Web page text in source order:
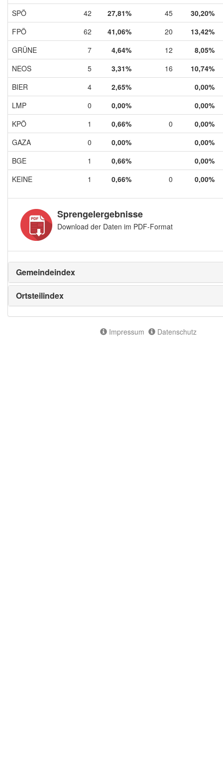
SPÖ
42 27,81% 45
30,20%
FPÖ
62 41,06% 20
13,42%
GRÜNE
7 4,64% 12
8,05%
NEOS
5 3,31% 16
10,74%
BIER
4 2,65%
0,00%
LMP
0 0,00%
0,00%
KPÖ
1 0,66% 0
0,00%
GAZA
0 0,00%
0,00%
BGE
1 0,66%
0,00%
KEINE
1 0,66% 0 0,00%
Sprengelergebnisse
Download der Daten im PDF-Format
Gemeindeindex
Ortsteilindex
Impressum Datenschutz